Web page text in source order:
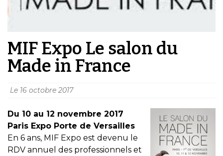
MIF Expo Le salon du
Made in France
Le 16 octobre 2017
Du 10 au 12 novembre 2017
Paris Expo Porte de Versailles
En 6 ans, MIF Expo est devenu le
RDV annuel des professionnels et